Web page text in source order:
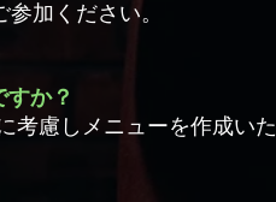
加ください。
か？
考慮しメニューを作成いた